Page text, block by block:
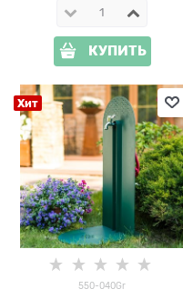
КУПИТЬ
Хит
550-040Gr